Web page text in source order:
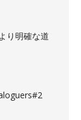
り明確な道